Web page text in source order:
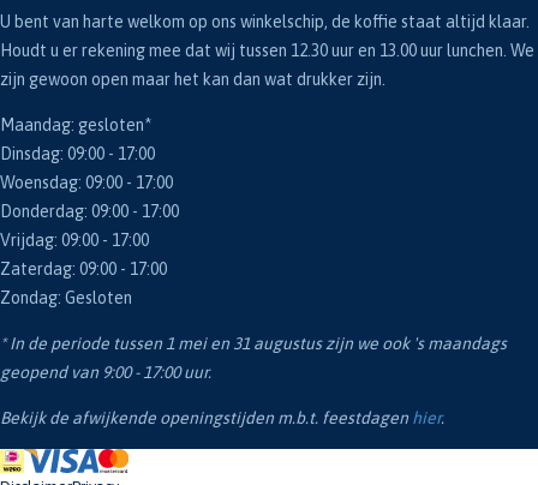
U bent van harte welkom op ons winkelschip, de koffie staat altijd klaar.
Houdt u er rekening mee dat wij tussen 12.30 uur en 13.00 uur lunchen. We
zijn gewoon open maar het kan dan wat drukker zijn.
Maandag: gesloten*
Dinsdag: 09:00 - 17:00
Woensdag: 09:00 - 17:00
Donderdag: 09:00 - 17:00
Vrijdag: 09:00 - 17:00
Zaterdag: 09:00 - 17:00
Zondag: Gesloten
* In de periode tussen 1 mei en 31 augustus zijn we ook 's maandags
geopend van 9:00 - 17:00 uur.
Bekijk de afwijkende openingstijden m.b.t. feestdagen hier.